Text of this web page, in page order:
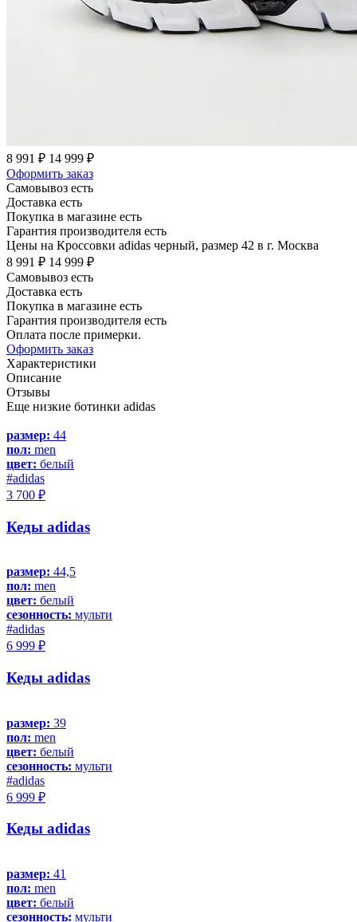
8 991 ₽ 14 999 ₽
Оформить заказ
Самовывоз есть
Доставка есть
Покупка в магазине есть
Гарантия производителя есть
Цены на Кроссовки adidas черный, размер 42 в г. Москва
8 991 ₽ 14 999 ₽
Самовывоз есть
Доставка есть
Покупка в магазине есть
Гарантия производителя есть
Оплата после примерки.
Оформить заказ
Характеристики
Описание
Отзывы
Еще низкие ботинки adidas
размер: 44
пол: men
цвет: белый
#adidas
3 700 ₽
Кеды adidas
размер: 44,5
пол: men
цвет: белый
сезонность: мульти
#adidas
6 999 ₽
Кеды adidas
размер: 39
пол: men
цвет: белый
сезонность: мульти
#adidas
6 999 ₽
Кеды adidas
размер: 41
пол: men
цвет: белый
сезонность: мульти